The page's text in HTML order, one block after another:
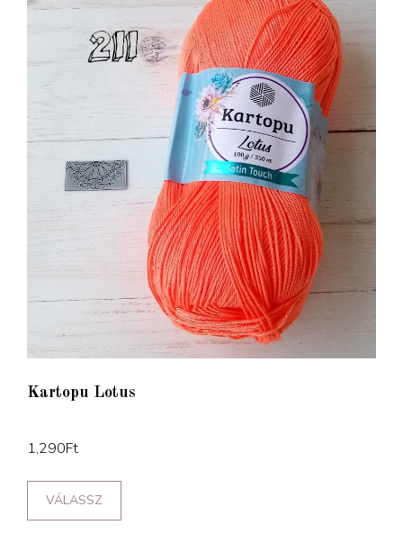
Kartopu Lotus
1,290Ft
VÁLASSZ